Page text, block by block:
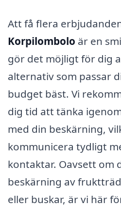
Att få flera
Korpilombolo är en
gör det möjligt för dig
alternativ som passar
budget bäst. Vi
dig tid att tänka
med din beskärning,
kommunicera tydligt
kontaktar. Oavsett om
beskärning av
eller buskar, är vi här